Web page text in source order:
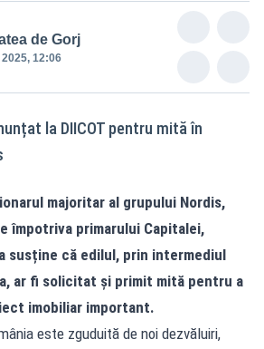
de Gorj
12:06
la DIICOT pentru mită în
majoritar al grupului Nordis,
împotriva primarului Capitalei,
susține că edilul, prin intermediul
ar fi solicitat și primit mită pentru a
imobiliar important.
este zguduită de noi dezvăluiri,